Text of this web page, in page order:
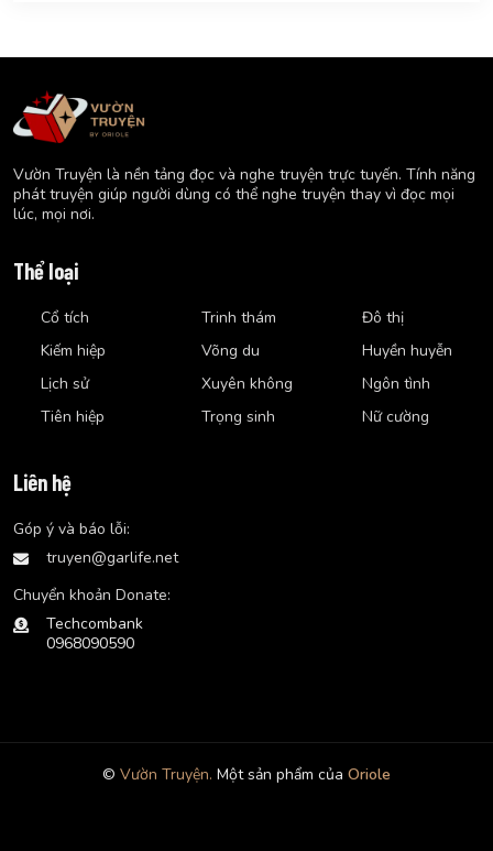
Vườn Truyện là nền tảng đọc và nghe truyện trực tuyến. Tính năng
phát truyện giúp người dùng có thể nghe truyện thay vì đọc mọi
lúc, mọi nơi.
Thể loại
Cổ tích
Kiếm hiệp
Lịch sử
Tiên hiệp
Trinh thám
Võng du
Xuyên không
Trọng sinh
Đô thị
Huyền huyễn
Ngôn tình
Nữ cường
Liên hệ
Góp ý và báo lỗi:
truyen@garlife.net
Chuyển khoản Donate:
Techcombank
0968090590
© Vườn Truyện. Một sản phẩm của Oriole